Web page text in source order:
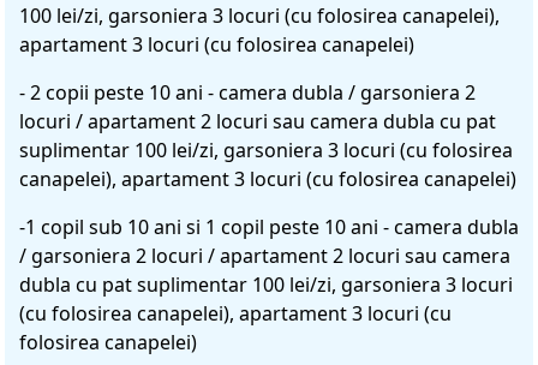
100 lei/zi, garsoniera 3 locuri (cu folosirea canapelei),
apartament 3 locuri (cu folosirea canapelei)
- 2 copii peste 10 ani - camera dubla / garsoniera 2
locuri / apartament 2 locuri sau camera dubla cu pat
suplimentar 100 lei/zi, garsoniera 3 locuri (cu folosirea
canapelei), apartament 3 locuri (cu folosirea canapelei)
-1 copil sub 10 ani si 1 copil peste 10 ani - camera dubla
/ garsoniera 2 locuri / apartament 2 locuri sau camera
dubla cu pat suplimentar 100 lei/zi, garsoniera 3 locuri
(cu folosirea canapelei), apartament 3 locuri (cu
folosirea canapelei)